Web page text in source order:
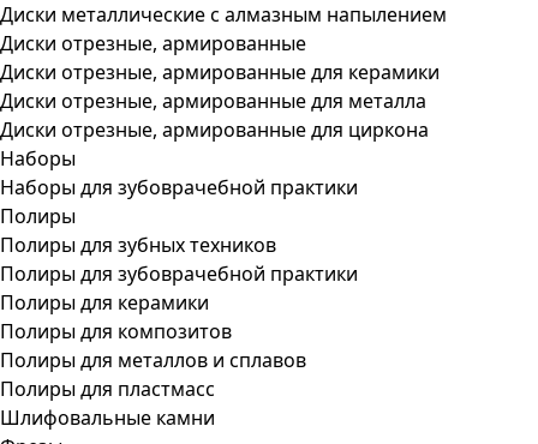
Диски металлические с алмазным напылением
Диски отрезные, армированные
Диски отрезные, армированные для керамики
Диски отрезные, армированные для металла
Диски отрезные, армированные для циркона
Наборы
Наборы для зубоврачебной практики
Полиры
Полиры для зубных техников
Полиры для зубоврачебной практики
Полиры для керамики
Полиры для композитов
Полиры для металлов и сплавов
Полиры для пластмасс
Шлифовальные камни